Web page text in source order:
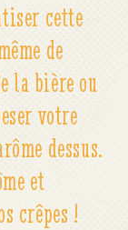
cette
de
la bière ou
votre
dessus.
et
crêpes !